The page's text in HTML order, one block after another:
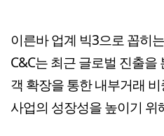
이른바 업계 빅3으로 꼽히
C&C는 최근 글로벌 진출
객 확장을 통한 내부거래
사업의 성장성을 높이기 위